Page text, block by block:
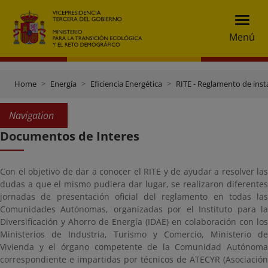
Menú
Home Energía Eficiencia Energética RITE - Reglamento de
Navigation
Documentos de Interes
Con el objetivo de dar a conocer el RITE y de ayudar a resolver las
dudas a que el mismo pudiera dar lugar, se realizaron diferentes
jornadas de presentación oficial del reglamento en todas las
Comunidades Autónomas, organizadas por el Instituto para la
Diversificación y Ahorro de Energía (IDAE) en colaboración con los
Ministerios de Industria, Turismo y Comercio, Ministerio de
Vivienda y el órgano competente de la Comunidad Autónoma
correspondiente e impartidas por técnicos de ATECYR (Asociación